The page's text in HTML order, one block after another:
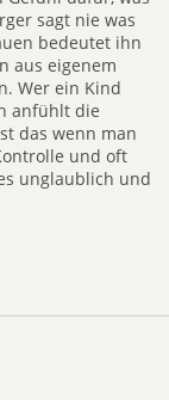
sagt nie was
bedeutet ihn
aus eigenem
Wer ein Kind
anfühlt die
das wenn man
und oft
unglaublich und